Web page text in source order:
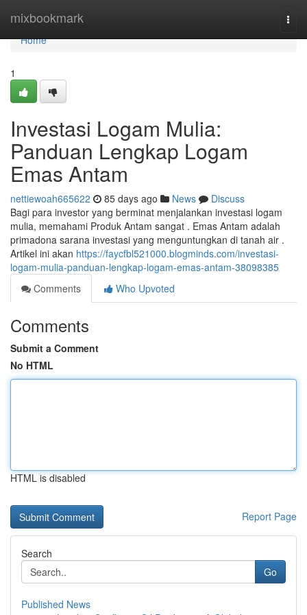
mixbookmark
Home
Home
1
Investasi Logam Mulia:
Panduan Lengkap Logam
Emas Antam
nettiewoah665622 85 days ago News
Discuss
Bagi para investor yang berminat menjalankan investasi logam
mulia, memahami Produk Antam sangat . Emas Antam adalah
primadona sarana investasi yang menguntungkan di tanah air .
Artikel ini akan https://faycfbl521000.blogminds.com/investasi-
logam-mulia-panduan-lengkap-logam-emas-antam-38098385
Comments
Who Upvoted
Comments
Submit a Comment
No HTML
HTML is disabled
Report Page
Search
Go
Published News